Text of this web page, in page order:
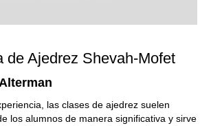
of club chess, or already
level: with FRITZ, you can
intelligently and with a
de Ajedrez Shevah-Mofet
las clases de ajedrez suelen
los alumnos de manera significativa y sirve